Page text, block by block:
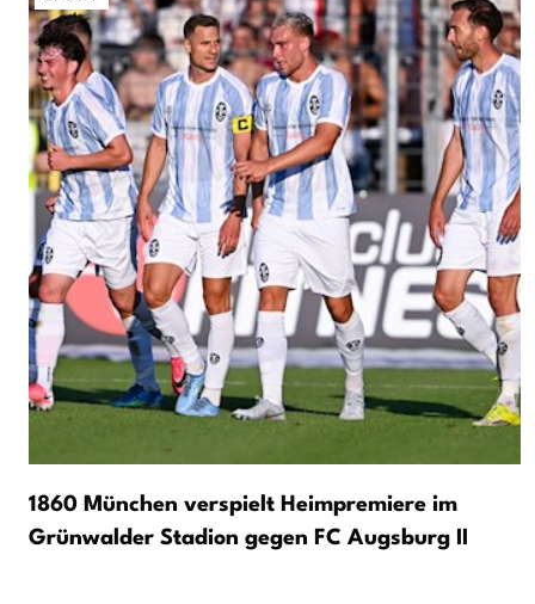
1860 München verspielt Heimpremiere im
Grünwalder Stadion gegen FC Augsburg II